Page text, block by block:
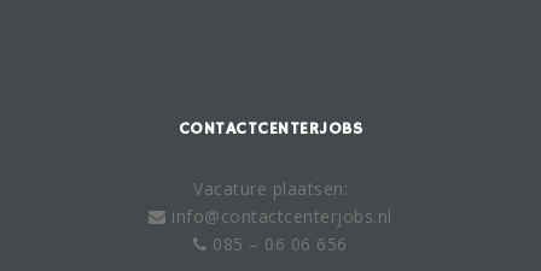
CONTACTCENTERJOBS
Vacature plaatsen:
info@contactcenterjobs.nl
085 – 06 06 656